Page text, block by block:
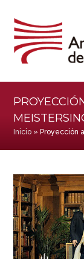
Inicio » Proyección